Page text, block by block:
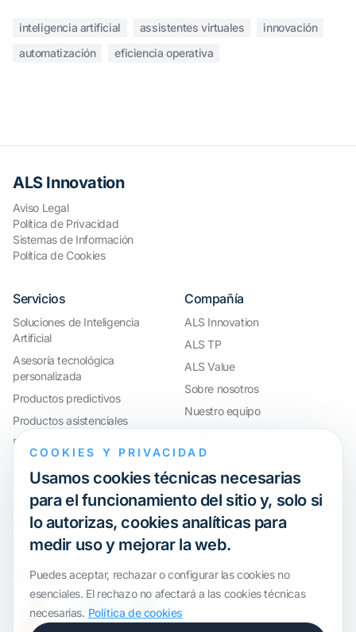
inteligencia artificial assistentes virtuales
innovación
automatización
eficiencia operativa
ALS Innovation
Aviso Legal
Política de Privacidad
Sistemas de Información
Política de Cookies
Servicios
Soluciones de Inteligencia
Artificial
Asesoría tecnológica
personalizada
Productos predictivos
Productos asistenciales
Productos de automatización
financiero avanzado
ERP y control horario a medida
Webinar
Compañía
ALS Innovation
ALS TP
ALS Value
Sobre nosotros
Nuestro equipo
Trabaja con nosotros
Certificación
COOKIES Y PRIVACIDAD
Usamos cookies técnicas necesarias
para el funcionamiento del sitio y, solo si
lo autorizas, cookies analíticas para
medir uso y mejorar la web.
Puedes aceptar, rechazar o configurar las cookies no
esenciales. El rechazo no afectará a las cookies técnicas
necesarias. Política de cookies